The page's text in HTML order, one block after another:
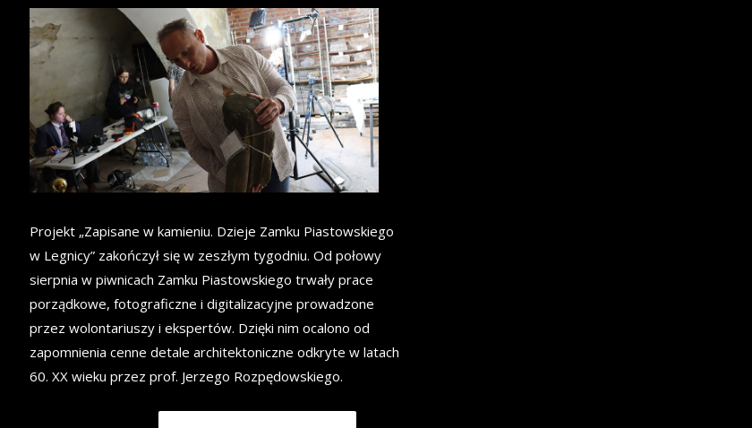
Projekt „Zapisane w kamieniu. Dzieje Zamku Piastowskiego
w Legnicy” zakończył się w zeszłym tygodniu. Od połowy
sierpnia w piwnicach Zamku Piastowskiego trwały prace
porządkowe, fotograficzne i digitalizacyjne prowadzone
przez wolontariuszy i ekspertów. Dzięki nim ocalono od
zapomnienia cenne detale architektoniczne odkryte w latach
60. XX wieku przez prof. Jerzego Rozpędowskiego.